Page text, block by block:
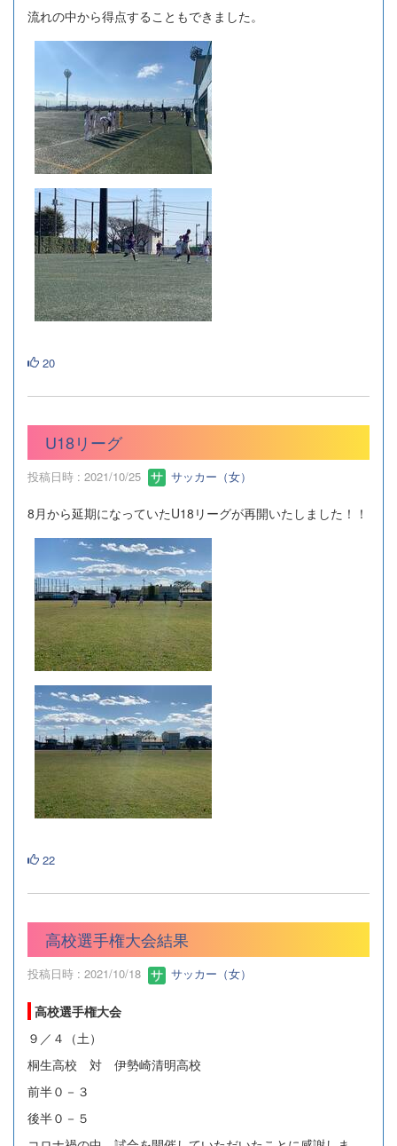
流れの中から得点することもできました。
20
U18リーグ
投稿日時 : 2021/10/25 サッカー（女）
8月から延期になっていたU18リーグが再開いたしました！！
22
高校選手権大会結果
投稿日時 : 2021/10/18 サッカー（女）
高校選手権大会
９／４（土）
桐生高校 対 伊勢崎清明高校
前半０－３
後半０－５